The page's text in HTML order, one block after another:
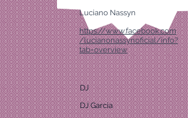
Luciano Nassyn
https://www.facebook.com
/lucianonassynoficial/info?
tab=overview
DJ
DJ Garcia